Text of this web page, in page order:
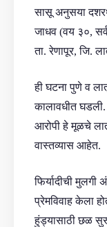
सासू अनुसया
जाधव (वय ३०,
ता. रेणापूर, जि.
ही घटना पुणे व
कालावधीत घडली.
आरोपी हे मूळचे
वास्तव्यास आहेत.
फिर्यादीची मुलगी
प्रेमविवाह केला
हुंड्यासाठी छळ